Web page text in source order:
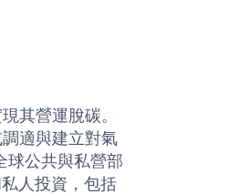
其營運脫碳。
適與建立對氣
球公共與私營部
人投資，包括